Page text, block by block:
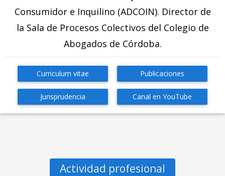
Consumidor e Inquilino (ADCOIN). Director de
la Sala de Procesos Colectivos del Colegio de
Abogados de Córdoba.
Curriculum vitae Publicaciones
Jurisprudencia Canal en YouTube
Actividad profesional